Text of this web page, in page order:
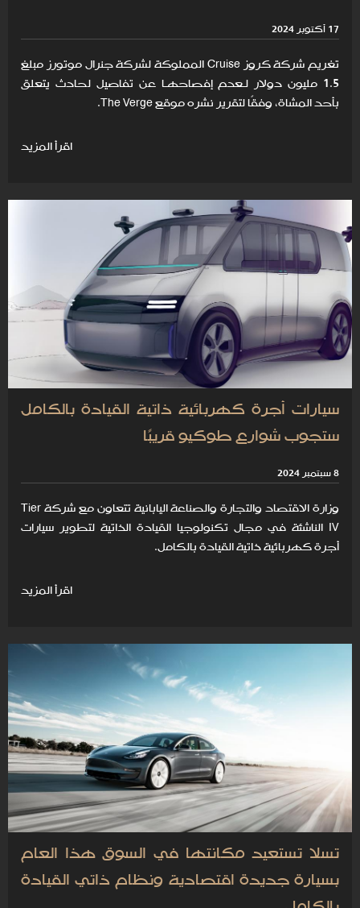
17 أكتوبر 2024
تغريم شركة كروز Cruise المملوكة لشركة جنرال موتورز مبلغ
1.5 مليون دولار لـعدم إفصاحهـا عن تفاصيل لحادث يتعلق
بأحد المشاة، وفقًا لتقرير نشره موقع The Verge.
اقرأ المزيد
سيارات أجرة كهربائية ذاتية القيادة بالكامل
ستجوب شوارع طوكيو قريبًا
8 سبتمبر 2024
وزارة الاقتصاد والتجارة والصناعة اليابانية تتعاون مع شركة Tier
IV الناشئة في مجال تكنولوجيا القيادة الذاتية لتطوير سيارات
أجرة كهربائية ذاتية القيادة بالكامل.
اقرأ المزيد
تسلا تستعيد مكانتها في السوق هذا العام
بسيارة جديدة اقتصادية ونظام ذاتي القيادة